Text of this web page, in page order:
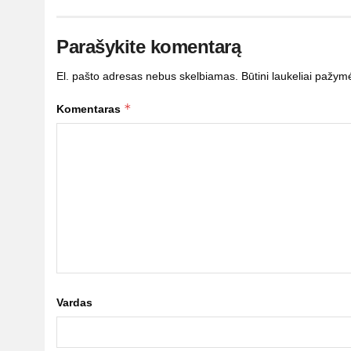
Parašykite komentarą
El. pašto adresas nebus skelbiamas. Būtini laukeliai
Komentaras *
Vardas